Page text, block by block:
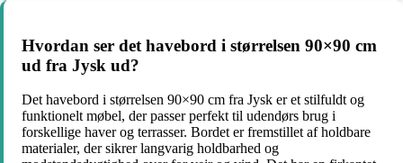
Hvordan ser det havebord i størrelsen 90×90 cm
ud fra Jysk ud?
Det havebord i størrelsen 90×90 cm fra Jysk er et stilfuldt og
funktionelt møbel, der passer perfekt til udendørs brug i
forskellige haver og terrasser. Bordet er fremstillet af holdbare
materialer, der sikrer langvarig holdbarhed og